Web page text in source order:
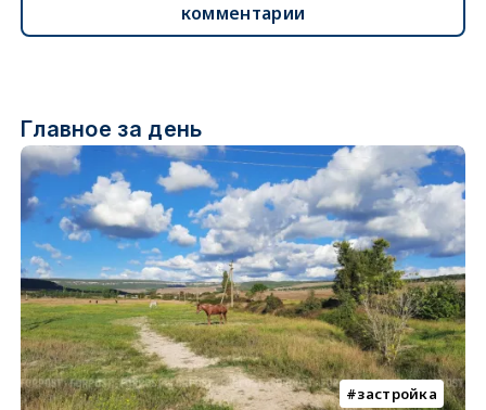
комментарии
Главное за день
застройка